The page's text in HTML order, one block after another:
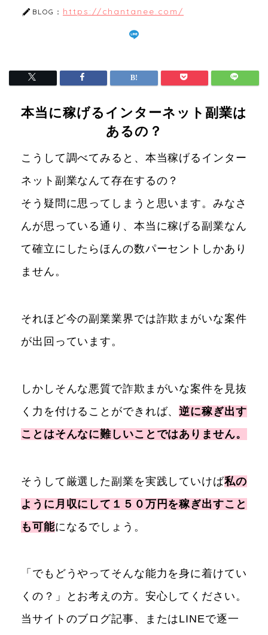
BLOG： https://chantanee.com/
本当に稼げるインターネット副業は
あるの？
こうして調べてみると、本当稼げるインター
ネット副業なんて存在するの？
そう疑問に思ってしまうと思います。みなさ
んが思っている通り、本当に稼げる副業なん
て確立にしたらほんの数パーセントしかあり
ません。
それほど今の副業業界では詐欺まがいな案件
が出回っています。
しかしそんな悪質で詐欺まがいな案件を見抜
く力を付けることができれば、逆に稼ぎ出す
ことはそんなに難しいことではありません。
そうして厳選した副業を実践していけば私の
ように月収にして１５０万円を稼ぎ出すこと
も可能になるでしょう。
「でもどうやってそんな能力を身に着けてい
くの？」とお考えの方。安心してください。
当サイトのブログ記事、またはLINEで逐一